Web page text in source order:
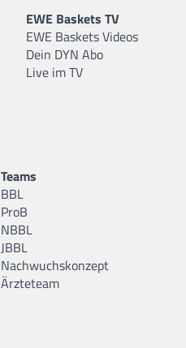
EWE Baskets TV
EWE Baskets Videos
Dein DYN Abo
Live im TV
Teams
BBL
ProB
NBBL
JBBL
Nachwuchskonzept
Ärzteteam